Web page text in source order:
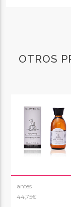
OTROS
antes
44,75€